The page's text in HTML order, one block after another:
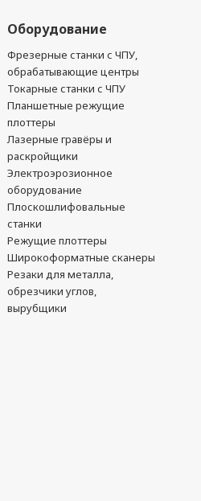
Оборудование
Фрезерные станки с ЧПУ,
обрабатывающие центры
Токарные станки с ЧПУ
Планшетные режущие
плоттеры
Лазерные гравёры и
раскройщики
Электроэрозионное
оборудование
Плоскошлифовальные
станки
Режущие плоттеры
Широкоформатные сканеры
Резаки для металла,
обрезчики углов,
вырубщики